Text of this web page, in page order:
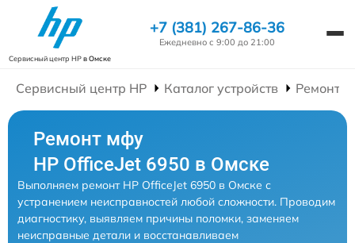
Сервисный центр HPв Омске
+7 (381) 267-86-36
Ежедневно с 9:00 до 21:00
Сервисный центр HP Каталог устройств Ремонт
Ремонт мфу
HP OfficeJet 6950 в Омске
Выполняем ремонт HP OfficeJet 6950 в Омске с
устранением неисправностей любой сложности. Проводим
диагностику, выявляем причины поломки, заменяем
неисправные детали и восстанавливаем